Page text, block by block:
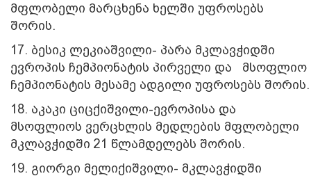
მფლობელი მარცხენა ხელში უფროსებს
შორის.
17. ბესიკ ლეკიაშვილი- პარა მკლავჭიდში
ევროპის ჩემპიონატის პირველი და მსოფლიო
ჩემპიონატის მესამე ადგილი უფროსებს შორის.
18. აკაკი ციცქიშვილი-ევროპისა და
მსოფლიოს ვერცხლის მედლების მფლობელი
მკლავჭიდში 21 წლამდელებს შორის.
19. გიორგი მელიქიშვილი- მკლავჭიდში